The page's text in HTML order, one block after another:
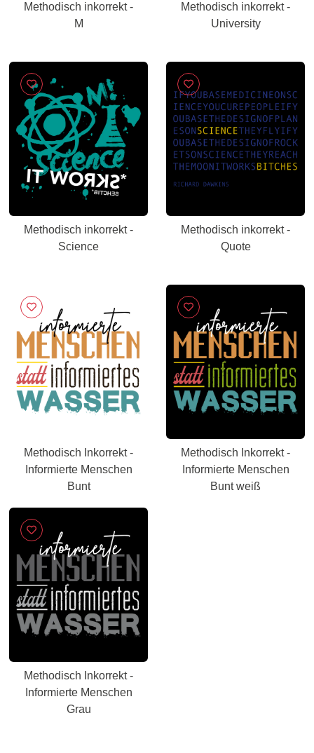
Methodisch inkorrekt -
M
Methodisch inkorrekt -
University
Methodisch inkorrekt -
Science
Methodisch inkorrekt -
Quote
Methodisch Inkorrekt -
Informierte Menschen
Bunt
Methodisch Inkorrekt -
Informierte Menschen
Bunt weiß
Methodisch Inkorrekt -
Informierte Menschen
Grau